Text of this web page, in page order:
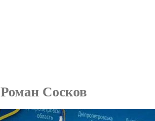
Роман Сосков